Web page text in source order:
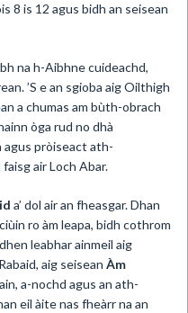
8 is 12 agus bidh an seisean
na h-Aibhne cuideachd,
’S e an sgioba aig Oilthigh
a chumas am bùth-obrach
òga rud no dhà
agus pròiseact ath-
faisg air Loch Abar.
a’ dol air an fheasgar. Dhan
ro àm leapa, bidh cothrom
leabhar ainmeil aig
aig seisean Àm
a-nochd agus an ath-
eil àite nas fheàrr na an